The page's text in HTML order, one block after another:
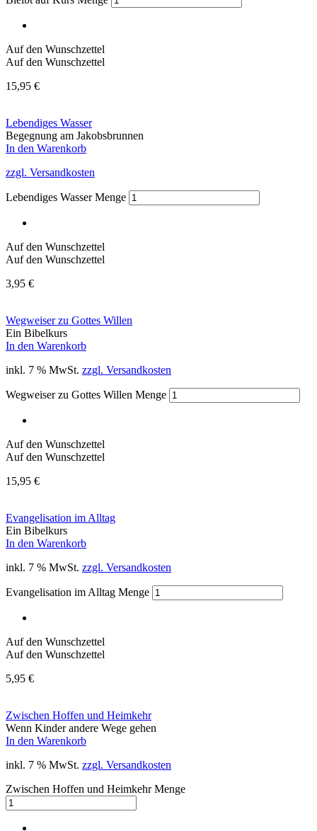
Auf den Wunschzettel
Auf den Wunschzettel
15,95 €
Lebendiges Wasser
Begegnung am Jakobsbrunnen
In den Warenkorb
zzgl. Versandkosten
Lebendiges Wasser Menge
Auf den Wunschzettel
Auf den Wunschzettel
3,95 €
Wegweiser zu Gottes Willen
Ein Bibelkurs
In den Warenkorb
inkl. 7 % MwSt. zzgl. Versandkosten
Wegweiser zu Gottes Willen Menge
Auf den Wunschzettel
Auf den Wunschzettel
15,95 €
Evangelisation im Alltag
Ein Bibelkurs
In den Warenkorb
inkl. 7 % MwSt. zzgl. Versandkosten
Evangelisation im Alltag Menge
Auf den Wunschzettel
Auf den Wunschzettel
5,95 €
Zwischen Hoffen und Heimkehr
Wenn Kinder andere Wege gehen
In den Warenkorb
inkl. 7 % MwSt. zzgl. Versandkosten
Zwischen Hoffen und Heimkehr Menge